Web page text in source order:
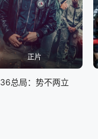
正片
36总局：势不两立